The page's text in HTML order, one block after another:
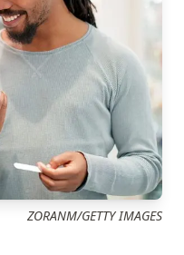
ZORANM/GETTY IMAGES